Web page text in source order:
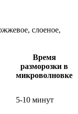
Время
разморозки в
микроволновке
5-10 минут